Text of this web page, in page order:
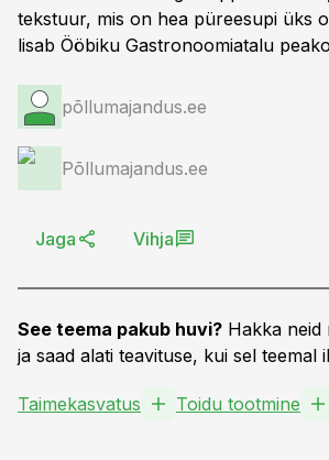
tekstuur, mis on hea püreesupi üks
lisab Ööbiku Gastronoomiatalu
põllumajandus.ee
Põllumajandus.ee
Jaga Vihja
See teema pakub huvi? Hakka neid
ja saad alati teavituse, kui sel teemal
Taimekasvatus Toidu tootmine